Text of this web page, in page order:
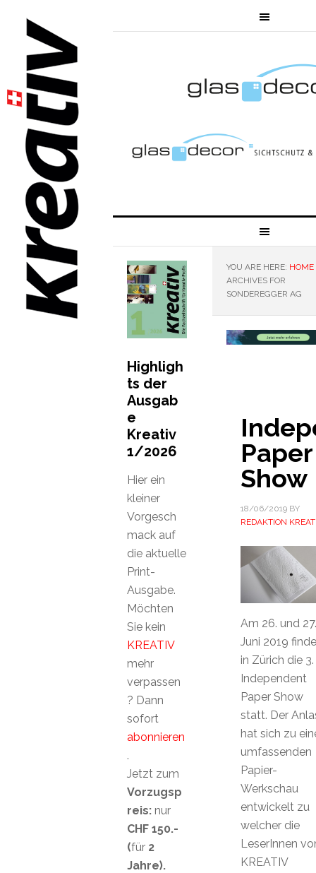
YOU ARE HERE: HOME
ARCHIVES FOR
SONDEREGGER AG
Paper
Show
18/06/2019BY
REDAKTION
Am 26. und 27.
Juni 2019
in Zürich die 3.
Independent
Paper Show
statt. Der
hat sich zu
umfassenden
Papier-
Werkschau
entwickelt zu
welcher die
LeserInnen
KREATIV
Highligh
ts der
Ausgab
e
Kreativ
1/2026
Hier ein
kleiner
Vorgesch
mack auf
die aktuelle
Print-
Ausgabe.
Möchten
Sie kein
KREATIV
mehr
verpassen
? Dann
sofort
abonnieren
.
Jetzt zum
Vorzugsp
reis: nur
CHF 150.-
(für 2
Jahre).